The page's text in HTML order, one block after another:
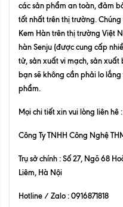
các sản phẩm an toàn, đảm
tốt nhất trên thị trường.
Kem Hàntrên thị trường Việt
hàn Senju (được cung cấp
tử, sản xuất vi mạch, sản
bạn sẽ không cần phải lo
phẩm.
Mọi chi tiết xin vui lòng liên hê :
Công Ty TNHH Công Nghệ
Trụ sở chính : Số 27, Ngõ 68
Liêm, Hà Nội
Hotline / Zalo : 0916871818